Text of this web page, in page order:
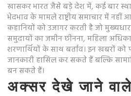
खासकर भारत जैसे बड़े देश में, कई बार
भेदभाव के मामले राष्ट्रीय समाचार में नहीं
कहानियों को उजागर करती है जो
समुदायों का जमीन छीनना, महिला
शरणार्थियों के साथ बर्ताव। इन खबरों
जानकारी हासिल कर सकते हैं बल्कि
बन सकते हैं।
अक्सर देखे जाने